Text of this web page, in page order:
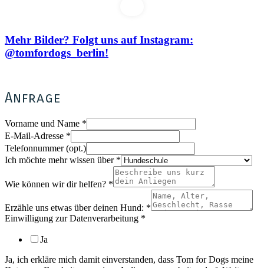
Mehr Bilder? Folgt uns auf Instagram:
@tomfordogs_berlin!
Anfrage
Vorname und Name *
E-Mail-Adresse *
Telefonnummer (opt.)
Ich möchte mehr wissen über *
Wie können wir dir helfen? *
Erzähle uns etwas über deinen Hund: *
Einwilligung zur Datenverarbeitung *
Ja
Ja, ich erkläre mich damit einverstanden, dass Tom for Dogs meine